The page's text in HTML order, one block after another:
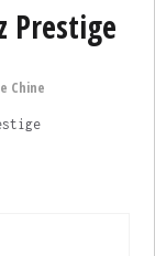
Prestige
Chine